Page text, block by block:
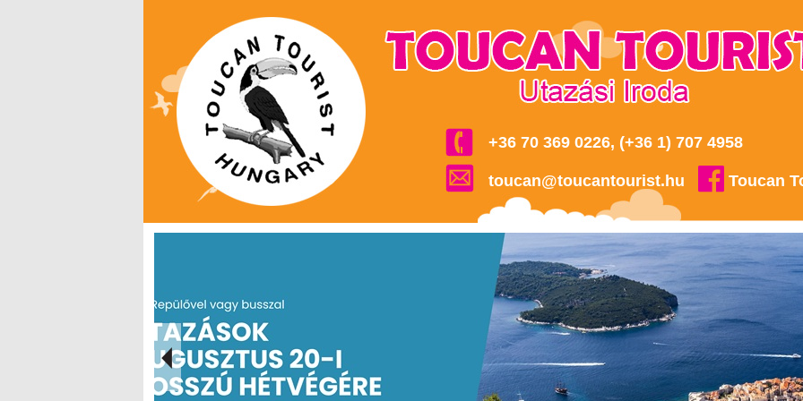
+36 70 369 0226, (+36 1) 707 4958
toucan@toucantourist.hu Toucan